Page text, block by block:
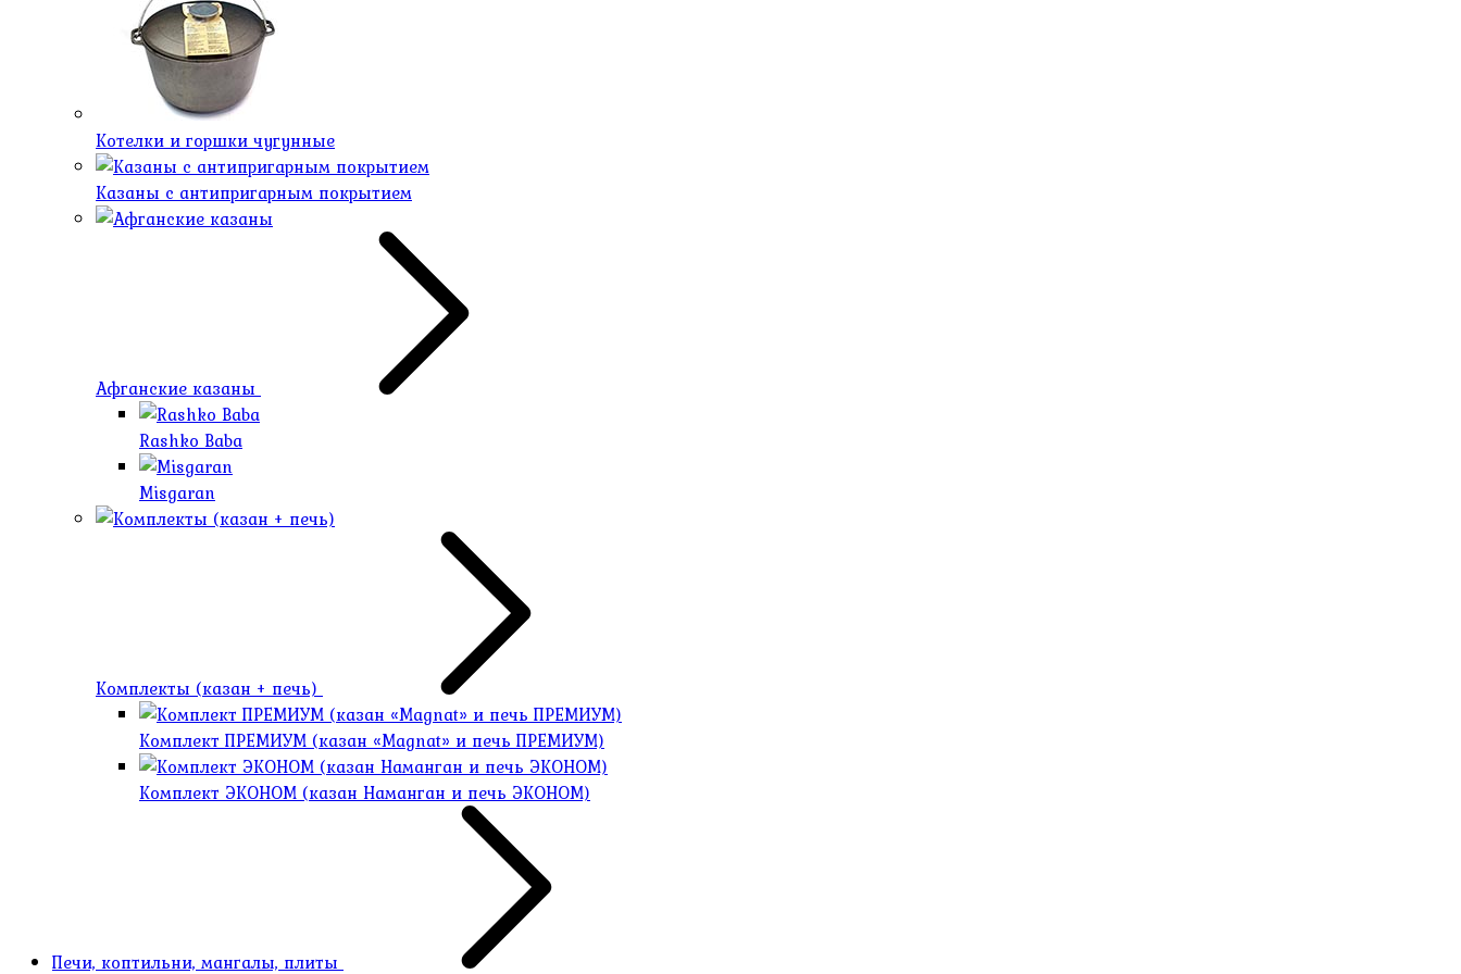
Котелки и горшки чугунные
Казаны с антипригарным покрытием
Афганские казаны
Rashko Baba
Misgaran
Комплекты (казан + печь)
Комплект ПРЕМИУМ (казан «Magnat» и печь ПРЕМИУМ)
Комплект ЭКОНОМ (казан Наманган и печь ЭКОНОМ)
Печи, коптильни, мангалы, плиты